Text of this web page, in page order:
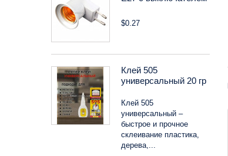
$0.27
Клей 505
универсальный 20 гр
Клей 505
универсальный –
быстрое и прочное
склеивание пластика,
дерева,...